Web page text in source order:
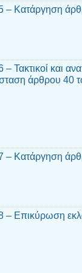
– Κατάργηση
Τακτικοί και
άρθρου 40
– Κατάργηση
– Επικύρωση